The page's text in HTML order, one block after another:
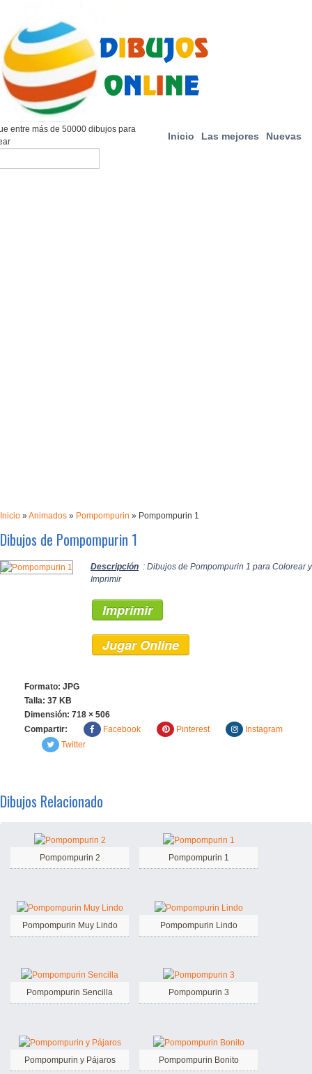
Inicio Las mejores Nuevas
entre más de 50000 dibujos para
Inicio »Animados » Pompompurin » Pompompurin 1
Dibujos de Pompompurin 1
Descripción : Dibujos de Pompompurin 1 para Colorear y
Imprimir
Imprimir
Jugar Online
Formato: JPG
Talla: 37 KB
Dimensión: 718 × 506
Compartir:
Facebook Pinterest
Instagram
Twitter
Dibujos Relacionado
Pompompurin 2 Pompompurin 1
Pompompurin Muy Lindo Pompompurin Lindo
Pompompurin Sencilla Pompompurin 3
Pompompurin y Pájaros Pompompurin Bonito